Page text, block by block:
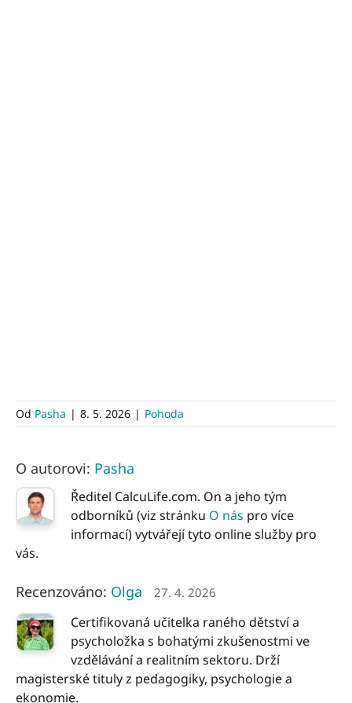
Od Pasha | 8. 5. 2026 | Pohoda
O autorovi: Pasha
Ředitel CalcuLife.com. On a jeho tým
odborníků (viz stránku O nás pro více
informací) vytvářejí tyto online služby pro
vás.
Recenzováno: Olga 27. 4. 2026
Certifikovaná učitelka raného dětství a
psycholožka s bohatými zkušenostmi ve
vzdělávání a realitním sektoru. Drží
magisterské tituly z pedagogiky, psychologie a
ekonomie.